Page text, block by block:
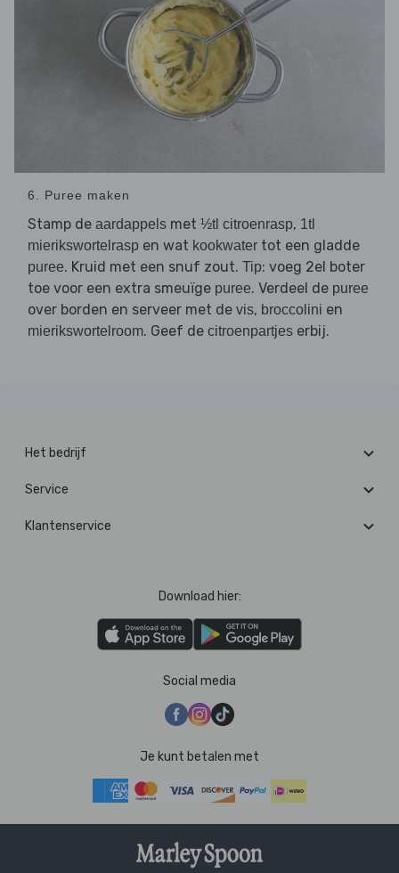
6. Puree maken
Stamp de aardappels met ½tl citroenrasp, 1tl
mierikswortelrasp en wat kookwater tot een gladde
puree. Kruid met een snuf zout. Tip: voeg 2el boter
toe voor een extra smeuïge puree. Verdeel de puree
over borden en serveer met de vis, broccolini en
mierikswortelroom. Geef de citroenpartjes erbij.
Het bedrijf
Service
Klantenservice
Download hier:
Social media
Je kunt betalen met